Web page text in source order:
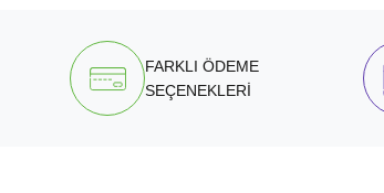
FARKLI ÖDEME
SEÇENEKLERİ